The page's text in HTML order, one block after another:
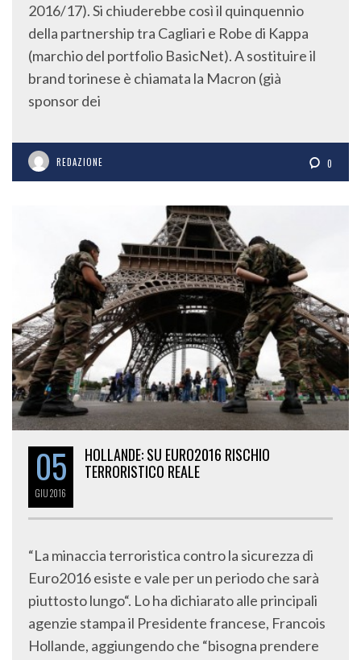
2016/17). Si chiuderebbe così il quinquennio
della partnership tra Cagliari e Robe di Kappa
(marchio del portfolio BasicNet). A sostituire il
brand torinese è chiamata la Macron (già
sponsor dei
REDAZIONE 0
05
GIU2016
HOLLANDE: SU EURO2016 RISCHIO
TERRORISTICO REALE
“La minaccia terroristica contro la sicurezza di
Euro2016 esiste e vale per un periodo che sarà
piuttosto lungo“. Lo ha dichiarato alle principali
agenzie stampa il Presidente francese, Francois
Hollande, aggiungendo che “bisogna prendere